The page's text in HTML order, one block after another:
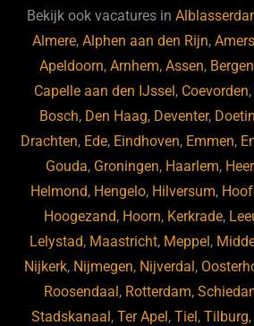
b
o
o
k
ky dI
n
Bekijk ook vacatures in
Almere,Alphen aan den Rijn,
Apeldoorn,Arnhem,Assen,
Capelle aan den IJssel , Coevorden,
Bosch, Den Haag, Deventer,
Drachten, Ede, Eindhoven, Emmen,
Gouda, Groningen, Haarlem,
Helmond, Hengelo, Hilversum,
Hoogezand, Hoorn, Kerkrade,
Lelystad, Maastricht, Meppel ,
Nijkerk, Nijmegen, Nijverdal ,
Roosendaal , Rotterdam,
Stadskanaal ,Ter Apel ,Tiel ,Tilburg,